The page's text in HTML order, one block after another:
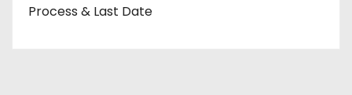
Process & Last Date